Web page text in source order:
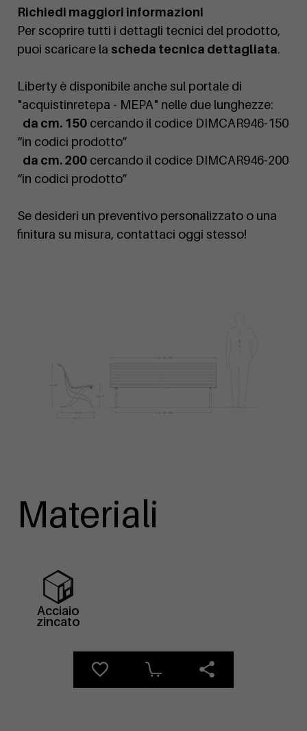
Richiedi maggiori informazioni
Per scoprire tutti i dettagli tecnici del prodotto,
puoi scaricare la scheda tecnica dettagliata.
Liberty è disponibile anche sul portale di
"acquistinretepa - MEPA" nelle due lunghezze:
da cm. 150 cercando il codice DIMCAR946-150
“in codici prodotto”
da cm. 200 cercando il codice DIMCAR946-200
“in codici prodotto”
Se desideri un preventivo personalizzato o una
finitura su misura, contattaci oggi stesso!
Materiali
Acciaio
zincato